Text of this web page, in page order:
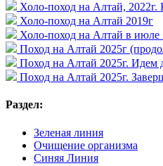
Холо-поход на Алтай, 2022г.
Холо-поход на Алтай 2019г
Холо-поход на Алтай в июле
Поход на Алтай 2025г
Поход на Алтай 2025г. Идем
Поход на Алтай 2025г.
Раздел:
Зеленая линия
Очищение организма
Синяя Линия